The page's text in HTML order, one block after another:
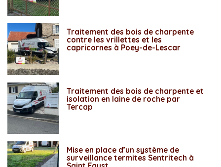
Traitement des bois de charpente
contre les vrillettes et les
capricornes à Poey-de-Lescar
Traitement des bois de charpente et
isolation en laine de roche par
Tercap
Mise en place d’un système de
surveillance termites Sentritech à